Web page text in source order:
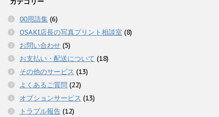
00用語集 (6)
OSAKI店長の写真プリント相談室 (8)
お問い合わせ (5)
お支払い・配送について (18)
その他のサービス (13)
よくあるご質問 (22)
オプションサービス (13)
トラブル報告 (12)